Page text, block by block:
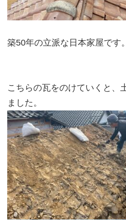
築50年の立派な日本家屋です。
こちらの瓦をのけていくと、
ました。